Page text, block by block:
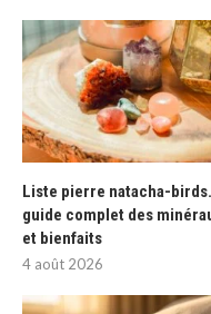
Liste pierre natacha-
guide complet des
et bienfaits
4 août 2026